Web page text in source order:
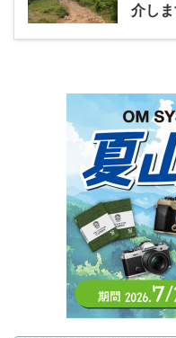
介しま